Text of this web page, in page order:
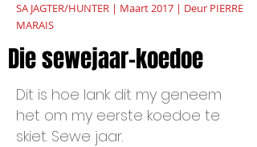
SA JAGTER/HUNTER | Maart 2017 | Deur PIERRE
MARAIS
Die sewejaar-koedoe
Dit is hoe lank dit my geneem
het om my eerste koedoe te
skiet. Sewe jaar.